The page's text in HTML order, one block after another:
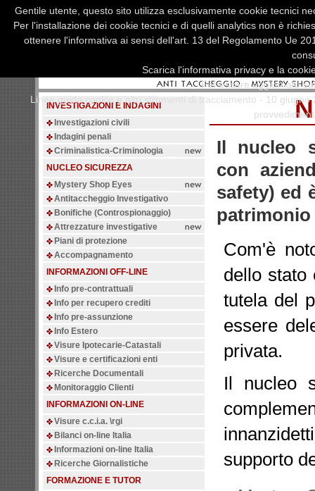
INVESTIGAZIONI E INDAGINI
Investigazioni civili
Indagini penali
Criminalistica-Criminologia
NUCLEO SICUREZZA
Mystery Shop Eyes
Antitaccheggio Investigativo
Bonifiche (Controspionaggio)
Attrezzature investigative
Piani di protezione
Accompagnamento
INFORMAZIONI OFF-LINE
Info pre-contrattuali
Info per recupero crediti
Info pre-assunzione
Info Estero
Visure Ipotecarie-Catastali
Visure e certificazioni enti
Ricerche Documentali
Monitoraggio Clienti
INFORMAZIONI ON-LINE
Visure c.c.i.a. \rgi
Bilanci on-line Italia
Informazioni on-line Italia
Ricerche Giornalistiche
FORMAZIONE E TUTOR
Il nucleo
con
safety) ed
patrimonio
Com'è
dello stato
tutela del
essere
privata.
Il nucleo
supporto
Gentile utente, questo sito utilizza esclusivamente cookie tecnici
Per l'installazione dei cookie tecnici e di quelli analytics non è
ottenere l'informativa ai sensi dell'art. 13 del Regolamento Ue
Scarica l'informativa privacy e la
Per essere aggiornato
Linee guida cookie e altri strumenti di tracciamento - 10